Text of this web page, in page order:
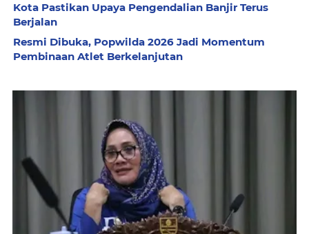
Kota Pastikan Upaya Pengendalian Banjir Terus
Berjalan
Resmi Dibuka, Popwilda 2026 Jadi Momentum
Pembinaan Atlet Berkelanjutan